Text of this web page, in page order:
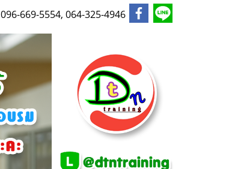
096-669-5554, 064-325-4946